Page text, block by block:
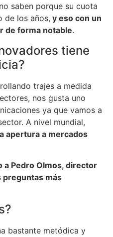
saben porque su cuota
de los años, y eso con un
de forma notable.
tiene
trajes a medida
nos gusta uno
ya que vamos a
A nivel mundial,
apertura a mercados
a Pedro Olmos, director
preguntas más
bastante metódica y